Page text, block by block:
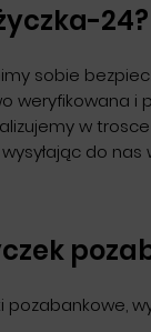
24?
sobie
weryfikowana
w
do nas
pozabankowe,